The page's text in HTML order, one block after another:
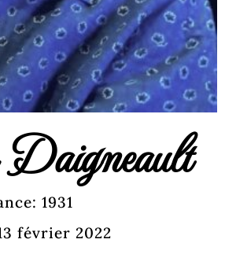
1931
février 2022